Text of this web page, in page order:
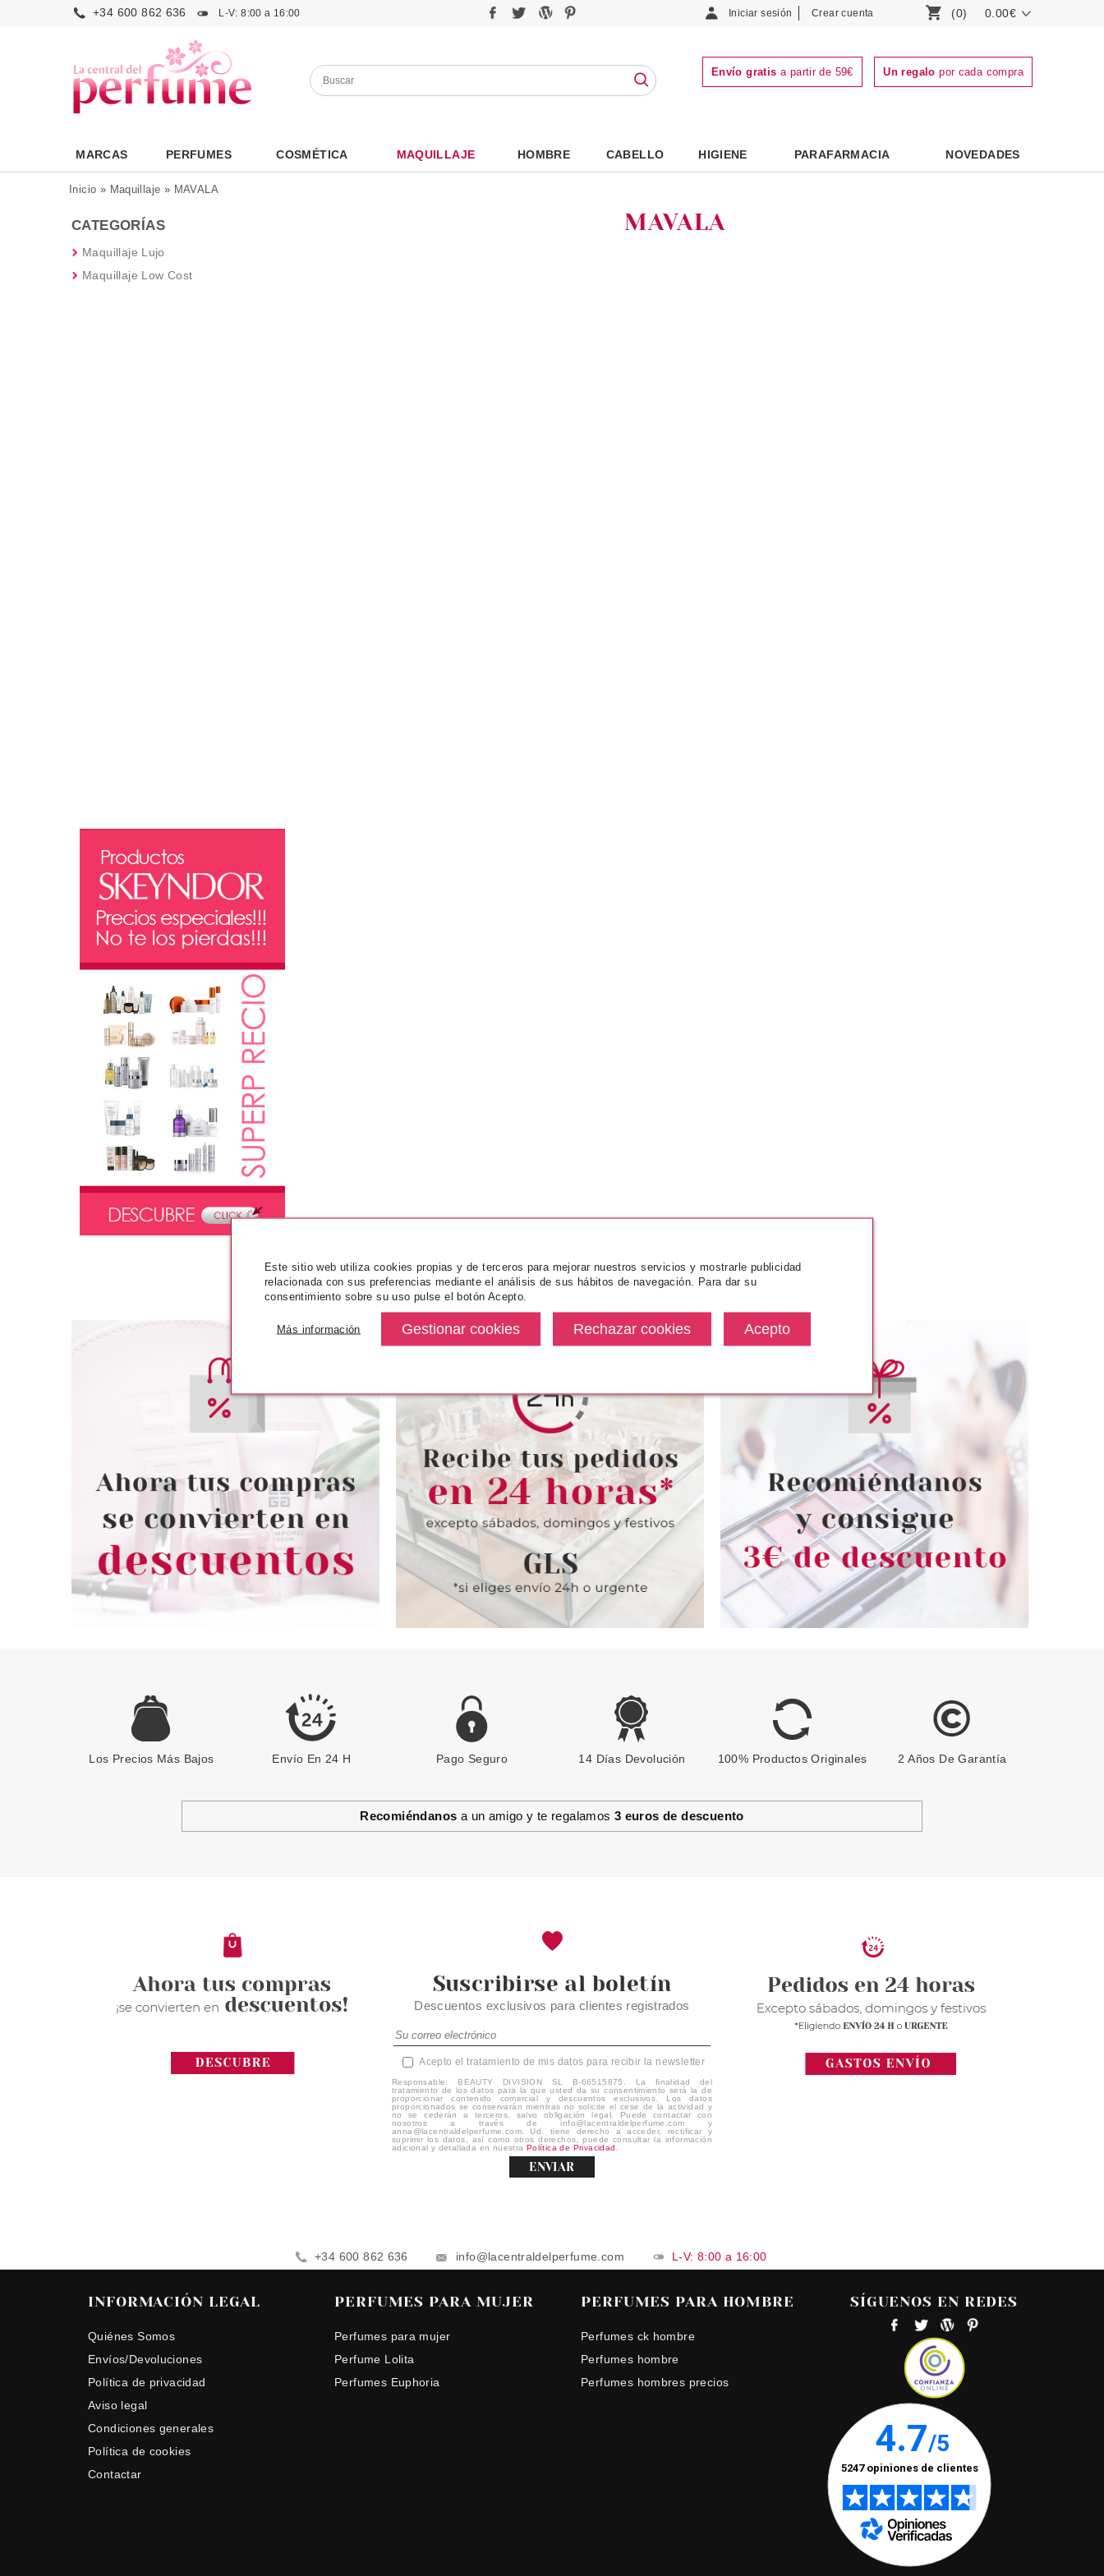
+34 600 862 636 L-V: 8:00 a 16:00 Iniciar sesión Crear cuenta (0) 0.00€
Envío gratis a partir de 59€ Un regalo por cada compra
MARCAS PERFUMES COSMÉTICA MAQUILLAJE HOMBRE CABELLO HIGIENE PARAFARMACIA NOVEDADES
Inicio » Maquillaje » MAVALA
CATEGORÍAS
Maquillaje Lujo
Maquillaje Low Cost
MAVALA
Los Precios Más Bajos Envío En 24 H Pago Seguro 14 Días Devolución 100% Productos Originales 2 Años De Garantía
Recomiéndanos a un amigo y te regalamos 3 euros de descuento
Suscribirse al boletín
Descuentos exclusivos para clientes registrados
Acepto el tratamiento de mis datos para recibir la newsletter
Responsable: BEAUTY DIVISION SL B-66515875. La finalidad del
tratamiento de los datos para la que usted da su consentimiento será la de
proporcionar contenido comercial y descuentos exclusivos. Los datos
proporcionados se conservarán mientras no solicite el cese de la actividad y
no se cederán a terceros, salvo obligación legal. Puede contactar con
nosotros a través de info@lacentraldelperfume.com y
anna@lacentraldelperfume.com. Ud. tiene derecho a acceder, rectificar y
suprimir los datos, así como otros derechos, puede consultar la información
adicional y detallada en nuestra Política de Privacidad
ENVIAR
+34 600 862 636 info@lacentraldelperfume.com L-V: 8:00 a 16:00
INFORMACIÓN LEGAL
Quiénes Somos
Envíos/Devoluciones
Política de privacidad
Aviso legal
Condiciones generales
Política de cookies
Contactar
PERFUMES PARA MUJER
Perfumes para mujer
Perfume Lolita
Perfumes Euphoria
PERFUMES PARA HOMBRE
Perfumes ck hombre
Perfumes hombre
Perfumes hombres precios
SÍGUENOS EN REDES
Este sitio web utiliza cookies propias y de terceros para mejorar nuestros servicios y mostrarle publicidad
relacionada con sus preferencias mediante el análisis de sus hábitos de navegación. Para dar su
consentimiento sobre su uso pulse el botón Acepto.
Más información